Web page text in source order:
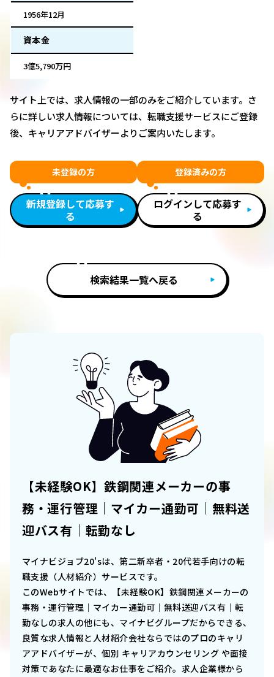
1956年12月
資本金
3億5,790万円
サイト上では、求人情報の一部のみをご紹介しています。さ
らに詳しい求人情報については、転職支援サービスにご登録
後、キャリアアドバイザーよりご案内いたします。
未登録の方
新規登録して応募す
る
登録済みの方
ログインして応募す
る
検索結果一覧へ戻る
【未経験OK】鉄鋼関連メーカーの事
務・運行管理｜マイカー通勤可｜無料送
迎バス有｜転勤なし
マイナビジョブ20'sは、第二新卒者・20代若手向けの転
職支援（人材紹介）サービスです。
このWebサイトでは、
【未経験OK】鉄鋼関連メーカーの
事務・運行管理｜マイカー通勤可｜無料送迎バス有｜転
勤なしの求人の他にも、マイナビグループだからできる、
良質な求人情報と人材紹介会社ならではのプロのキャリ
アアドバイザーが、個別 キャリアカウンセリング や面接
対策であなたに最適なお仕事をご紹介。求人企業様から